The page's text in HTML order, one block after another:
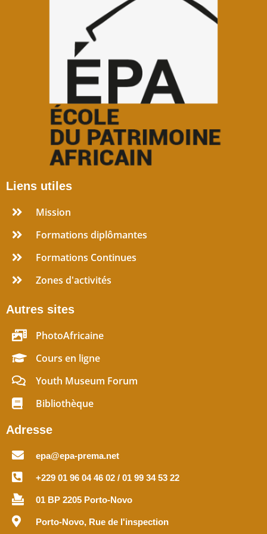
Liens utiles
Mission
Formations diplômantes
Formations Continues
Zones d'activités
Autres sites
PhotoAfricaine
Cours en ligne
Youth Museum Forum
Bibliothèque
Adresse
epa@epa-prema.net
+229 01 96 04 46 02 / 01 99 34 53 22
01 BP 2205 Porto-Novo
Porto-Novo, Rue de l'inspection